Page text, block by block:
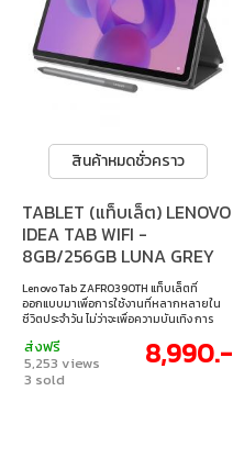
สินค้าหมดชั่วคราว
TABLET (แท็บเล็ต) LENOVO
IDEA TAB WIFI -
8GB/256GB LUNA GREY
Lenovo Tab ZAFR0390TH แท็บเล็ตที่
ออกแบบมาเพื่อการใช้งานที่หลากหลายใน
ชีวิตประจำวัน ไม่ว่าจะเพื่อความบันเทิง การ
น้ำหนักเบา พกพาง่าย ตอบโจทย์การใช้งาน
ทั้งในบ้านและระหว่างเดินทางได้อย่างลงตัว •
หน้าจอแสดงผล: 11" • ซีพียู: MediaTek
ส่งฟรี
5,253 views
3 sold
8,990.-